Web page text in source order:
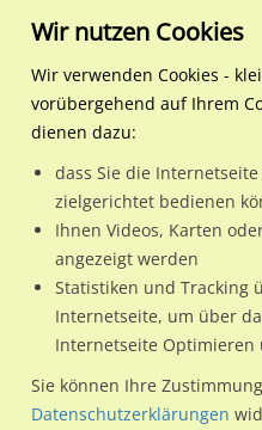
Regionale Plakatwerbung
77955 /
Nutze günstige
Kreuzerweg/Ecke Radackern
Wir erheben für jede
aktuelle
Wir nutzen Cookies
Wir verwenden Cookies -
vorübergehend auf Ihrem
dienen dazu:
dass Sie die
zielgerichtet bedienen
Ihnen Videos, Karten
angezeigt werden
Statistiken und Tracking
Internetseite, um über
Internetseite Optimieren
Sie können Ihre
Datenschutzerklärungen